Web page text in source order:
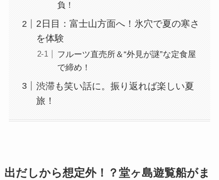
負！
2日目：富士山方面へ！氷穴で夏の寒さ
を体験
フルーツ直売所＆“外見が謎”な定食屋
で締め！
渋滞も笑い話に。振り返れば楽しい夏
旅！
出だしから想定外！？堂ヶ島遊覧船がま